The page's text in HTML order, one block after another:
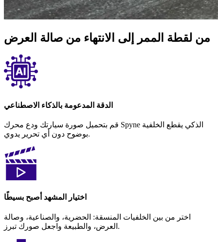
من لقطة الممر إلى الانتهاء من صالة العرض
الدقة المدعومة بالذكاء الاصطناعي
قم بتحميل صورة سيارتك ودع محرك Spyne الذكي يقطع الخلفية
بوضوح دون أي تحرير يدوي.
اختيار المشهد أصبح بسيطًا
اختر من بين الخلفيات المنسقة: الحضرية، والصناعية، وصالة
العرض، والطبيعة واجعل صورك تبرز.